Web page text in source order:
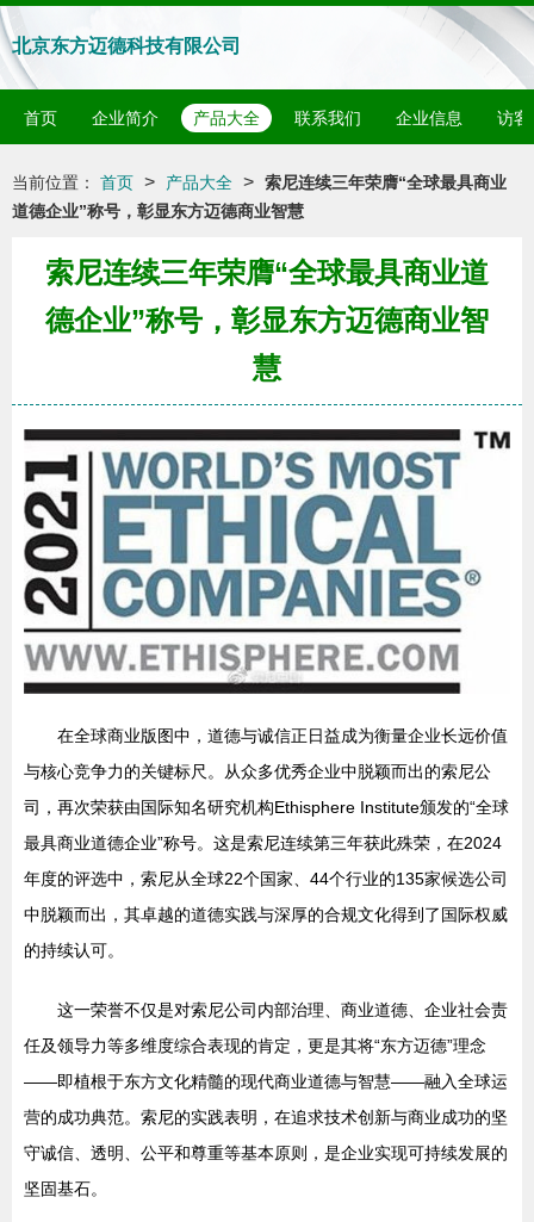
北京东方迈德科技有限公司
首页 企业简介 产品大全 联系我们 企业信息 访客
当前位置： 首页 > 产品大全 > 索尼连续三年荣膺“全球最具商业
道德企业”称号，彰显东方迈德商业智慧
索尼连续三年荣膺“全球最具商业道
德企业”称号，彰显东方迈德商业智
慧
在全球商业版图中，道德与诚信正日益成为衡量企业长远价值
与核心竞争力的关键标尺。从众多优秀企业中脱颖而出的索尼公
司，再次荣获由国际知名研究机构Ethisphere Institute颁发的“全球
最具商业道德企业”称号。这是索尼连续第三年获此殊荣，在2024
年度的评选中，索尼从全球22个国家、44个行业的135家候选公司
中脱颖而出，其卓越的道德实践与深厚的合规文化得到了国际权威
的持续认可。
这一荣誉不仅是对索尼公司内部治理、商业道德、企业社会责
任及领导力等多维度综合表现的肯定，更是其将“东方迈德”理念
——即植根于东方文化精髓的现代商业道德与智慧——融入全球运
营的成功典范。索尼的实践表明，在追求技术创新与商业成功的坚
守诚信、透明、公平和尊重等基本原则，是企业实现可持续发展的
坚固基石。